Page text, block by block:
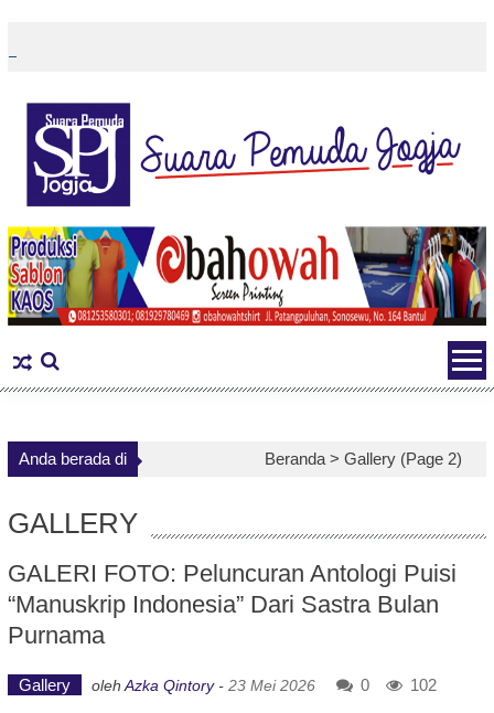
content
Anda berada di Beranda >Gallery (Page 2)
GALLERY
GALERI FOTO: Peluncuran Antologi Puisi
“Manuskrip Indonesia” Dari Sastra Bulan
Purnama
Gallery oleh Azka Qintory- 23 Mei 2026 0 102